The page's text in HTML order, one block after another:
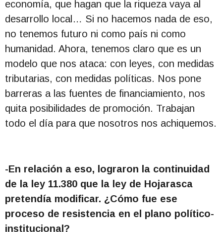
economía, que hagan que la riqueza vaya al
desarrollo local… Si no hacemos nada de eso,
no tenemos futuro ni como país ni como
humanidad. Ahora, tenemos claro que es un
modelo que nos ataca: con leyes, con medidas
tributarias, con medidas políticas. Nos pone
barreras a las fuentes de financiamiento, nos
quita posibilidades de promoción. Trabajan
todo el día para que nosotros nos achiquemos.
-En relación a eso, lograron la continuidad
de la ley 11.380 que la ley de Hojarasca
pretendía modificar. ¿Cómo fue ese
proceso de resistencia en el plano político-
institucional?